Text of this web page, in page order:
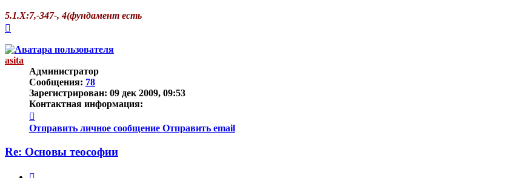
5.1.Х:7,-347-, 4(фундамент есть
началу
asita
Администратор
Сообщения: 78
Зарегистрирован: 09 дек 2009, 09:53
Контактная информация:
информация
пользователя
Отправить личное сообщение Отправить email
Re: Основы теософии